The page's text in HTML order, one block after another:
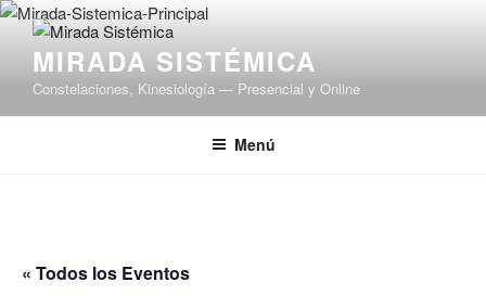
Saltar
contenidoMIRADA SISTÉMICA
Constelaciones, Kinesiología — Presencial y Online
Menú
« Todos los Eventos